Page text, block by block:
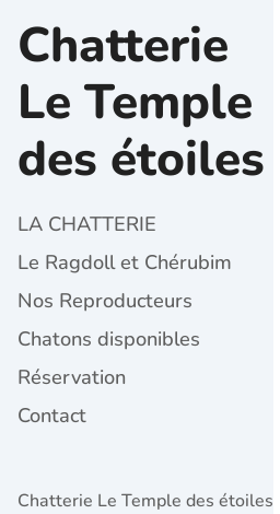
Chatterie
Le Temple
des étoiles
LA CHATTERIE
Le Ragdoll et Chérubim
Nos Reproducteurs
Chatons disponibles
Réservation
Contact
Chatterie Le Temple des étoiles